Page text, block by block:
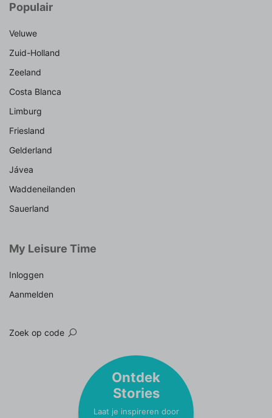
Populair
Veluwe
Zuid-Holland
Zeeland
Costa Blanca
Limburg
Friesland
Gelderland
Jávea
Waddeneilanden
Sauerland
My Leisure Time
Inloggen
Aanmelden
Zoek op code
Ontdek
Stories
Laat je inspireren door